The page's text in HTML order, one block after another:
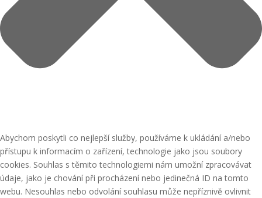
Abychom poskytli co nejlepší služby, používáme k ukládání a/nebo
přístupu k informacím o zařízení, technologie jako jsou soubory
cookies. Souhlas s těmito technologiemi nám umožní zpracovávat
údaje, jako je chování při procházení nebo jedinečná ID na tomto
webu. Nesouhlas nebo odvolání souhlasu může nepříznivě ovlivnit